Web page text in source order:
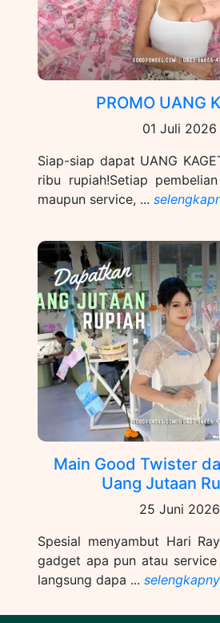
PROMO UANG
01 Juli 2026
Siap-siap dapat UANG
ribu rupiah!Setiap
maupun service, ...
Main Good Twister
Uang Jutaan
25 Juni 2026
Spesial menyambut Hari
gadget apa pun atau
langsung dapa ...